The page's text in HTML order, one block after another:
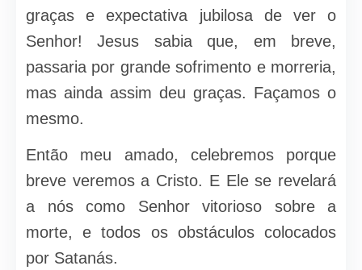
graças e expectativa jubilosa de ver o
Senhor! Jesus sabia que, em breve,
passaria por grande sofrimento e morreria,
mas ainda assim deu graças. Façamos o
mesmo.
Então meu amado, celebremos porque
breve veremos a Cristo. E Ele se revelará
a nós como Senhor vitorioso sobre a
morte, e todos os obstáculos colocados
por Satanás.